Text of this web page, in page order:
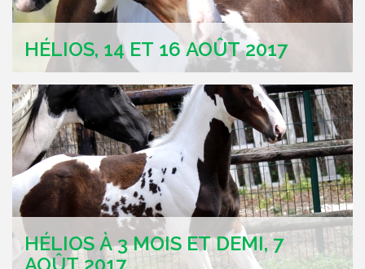
HÉLIOS, 14 ET 16 AOÛT 2017
HÉLIOS À 3 MOIS ET DEMI, 7
AOÛT 2017